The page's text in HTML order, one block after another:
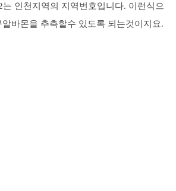
는 인천지역의 지역번호입니다. 이런식으
바몬을 추측할수 있도록 되는것이지요.